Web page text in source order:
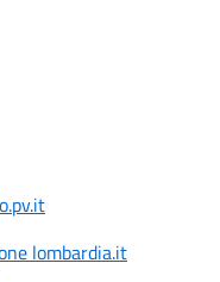
lombardia.it